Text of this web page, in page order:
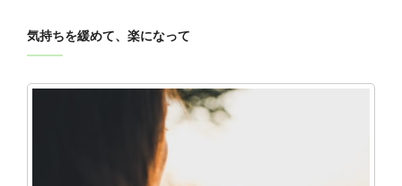
気持ちを緩めて、楽になって